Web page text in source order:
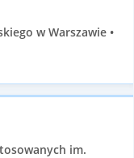
w Warszawie •
im.